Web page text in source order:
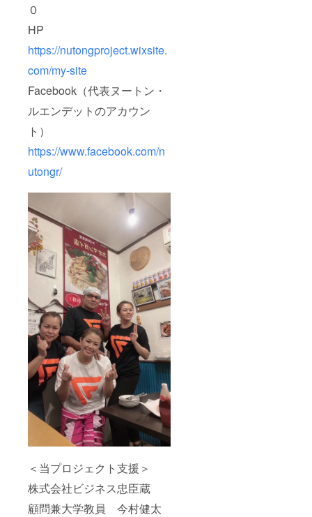
０
HP
https://nutongproject.wixsite.
com/my-site
Facebook（代表ヌートン・
ルエンデットのアカウン
ト）
https://www.facebook.com/n
utongr/
＜当プロジェクト支援＞
株式会社ビジネス忠臣蔵
顧問兼大学教員 今村健太